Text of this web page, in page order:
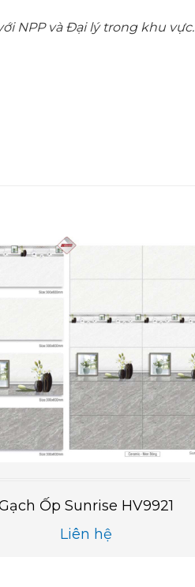
NPP và Đại lý trong khu vực.
Ốp Sunrise HV9921
Liên hệ